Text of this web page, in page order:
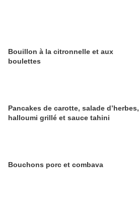
Bouillon à la citronnelle et aux
boulettes
Pancakes de carotte, salade d’herbes,
halloumi grillé et sauce tahini
Bouchons porc et combava